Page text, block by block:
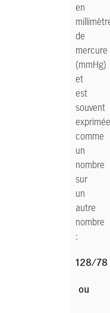
en
de
mercure
(mmHg)
et
est
souvent
exprimée
comme
un
nombre
sur
un
autre
nombre
:
128/78
ou